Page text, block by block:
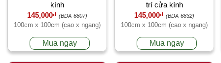
kính
145,000₫ (BDA-6807)
100cm x 100cm (cao x ngang)
Mua ngay
trí cửa kính
145,000₫ (BDA-6832)
100cm x 100cm (cao x ngang)
Mua ngay